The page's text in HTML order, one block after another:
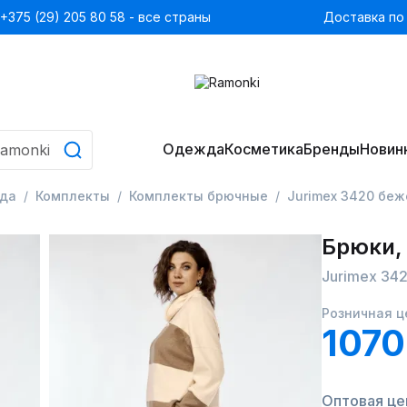
+375 (29) 205 80 58 - все страны Доставка
ОдеждаКосметикаБренды
Комплекты Комплекты брючные Jurimex 3420
Jurimex
Розничная
Оптовая